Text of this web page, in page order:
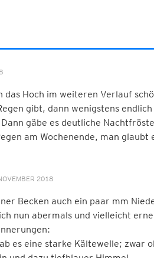
das Hoch im weiteren Verlauf
gibt, dann wenigstens
gäbe es deutliche
am Wochenende, man glaubt
2018
Becken auch ein paar mm
nun abermals und vielleicht
es eine starke Kältewelle; zwar